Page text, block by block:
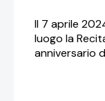
Il 7 aprile
luogo la
anniversario